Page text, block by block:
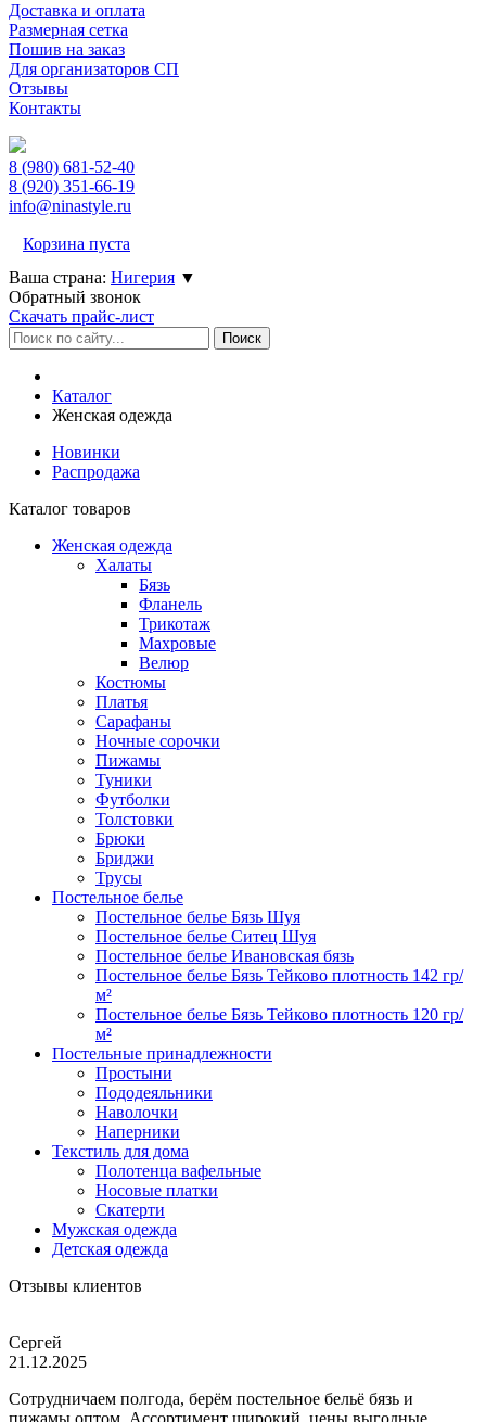
Доставка и оплата
Размерная сетка
Пошив на заказ
Для организаторов СП
Отзывы
Контакты
8 (980) 681-52-40
8 (920) 351-66-19
info@ninastyle.ru
Корзина пуста
Ваша страна: Нигерия ▼
Обратный звонок
Скачать прайс-лист
Каталог
Женская одежда
Новинки
Распродажа
Каталог товаров
Женская одежда
Халаты
Бязь
Фланель
Трикотаж
Махровые
Велюр
Костюмы
Платья
Сарафаны
Ночные сорочки
Пижамы
Туники
Футболки
Толстовки
Брюки
Бриджи
Трусы
Постельное белье
Постельное белье Бязь Шуя
Постельное белье Ситец Шуя
Постельное белье Ивановская бязь
Постельное белье Бязь Тейково плотность 142 гр/
м²
Постельное белье Бязь Тейково плотность 120 гр/
м²
Постельные принадлежности
Простыни
Пододеяльники
Наволочки
Наперники
Текстиль для дома
Полотенца вафельные
Носовые платки
Скатерти
Мужская одежда
Детская одежда
Отзывы клиентов
Сергей
21.12.2025
Сотрудничаем полгода, берём постельное бельё бязь и
пижамы оптом. Ассортимент широкий, цены выгодные,